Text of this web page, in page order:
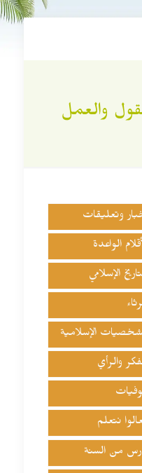
والعمل
وتعليقات
الواعدة
الإسلامي
الإسلامية
والرأي
نتعلم
من السنة